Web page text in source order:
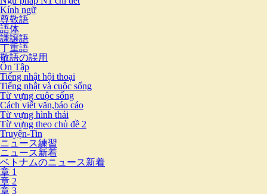
Kính ngữ
尊敬語
語体
謙譲語
丁重語
敬語の誤用
Ôn Tập
Tiếng nhật hội thoại
Tiếng nhật và cuộc sống
Từ vựng cuộc sống
Cách viết văn,báo cáo
Từ vựng hình thái
Từ vựng theo chủ đề 2
Truyện-Tin
ニュース練習
ニュース新着
ベトナムのニュース新着
章 1
章 2
章 3